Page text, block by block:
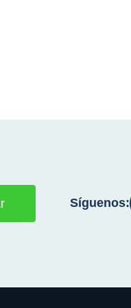
Síguenos: